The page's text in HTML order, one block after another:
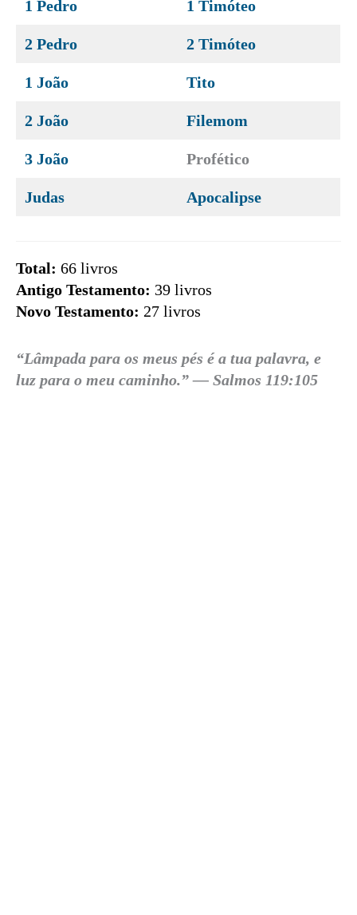
1 Pedro 1 Timóteo
2 Pedro 2 Timóteo
1 João Tito
2 João Filemom
3 João Profético
Judas Apocalipse
Total: 66 livros
Antigo Testamento: 39 livros
Novo Testamento: 27 livros
“Lâmpada para os meus pés é a tua palavra, e
luz para o meu caminho.” — Salmos 119:105